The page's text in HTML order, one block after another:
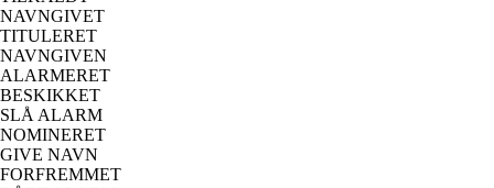
NAVNGIVET
TITULERET
NAVNGIVEN
ALARMERET
BESKIKKET
SLÅ ALARM
NOMINERET
GIVE NAVN
FORFREMMET